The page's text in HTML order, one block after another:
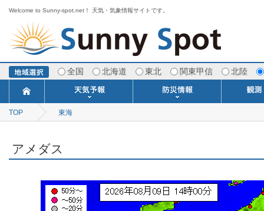
Welcome to Sunny-spot.net！ 天気・気象情報サイトです。
全国 北海道 東北 関東甲信 北陸
今日明日の天気
ポイント予報
週間天気予報
寒・暖候期予報
TOP 東海
アメダス